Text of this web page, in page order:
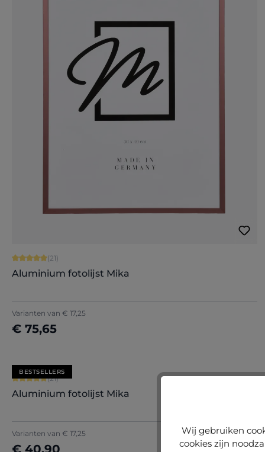
Gemiddelde waardering van 5 van 5 sterren
(21)
Aluminium fotolijst Mika
Varianten van € 17,25
€ 75,65
Nu configureren
BESTSELLERS
Gemiddelde waardering van 5 van 5 sterren
(21)
Aluminium fotolijst Mika
Varianten van € 17,25
Wij gebruiken
cookies zijn